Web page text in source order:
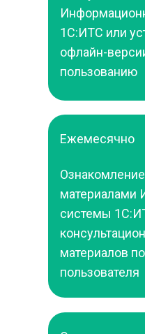
1С:ИТС или
офлайн-
пользованию
материалами
системы
материалов
пользователя
Ежемесячно